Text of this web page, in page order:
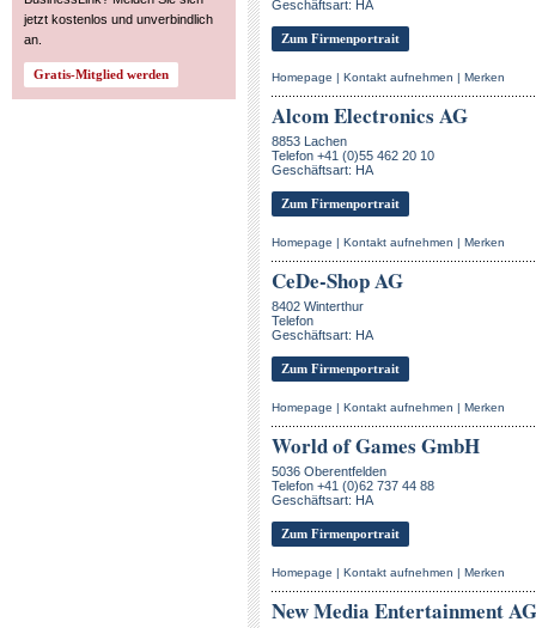
jetzt kostenlos und unverbindlich
an.
Geschäftsart: HA
Zum Firmenportrait
Homepage | Kontakt aufnehmen | Merken
Alcom Electronics AG
8853 Lachen
Telefon +41 (0)55 462 20 10
Geschäftsart: HA
Zum Firmenportrait
Homepage | Kontakt aufnehmen | Merken
CeDe-Shop AG
8402 Winterthur
Telefon
Geschäftsart: HA
Zum Firmenportrait
Homepage | Kontakt aufnehmen | Merken
World of Games GmbH
5036 Oberentfelden
Telefon +41 (0)62 737 44 88
Geschäftsart: HA
Zum Firmenportrait
Homepage | Kontakt aufnehmen | Merken
New Media Entertainment AG